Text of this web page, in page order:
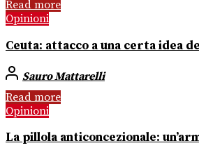
Read more
Opinioni
Ceuta: attacco a una certa idea
Sauro Mattarelli
Read more
Opinioni
La pillola anticoncezionale: